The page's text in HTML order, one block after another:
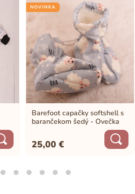
NOVINKA
Barefoot capačky softshell s
barančekom šedý - Ovečka
25,00€